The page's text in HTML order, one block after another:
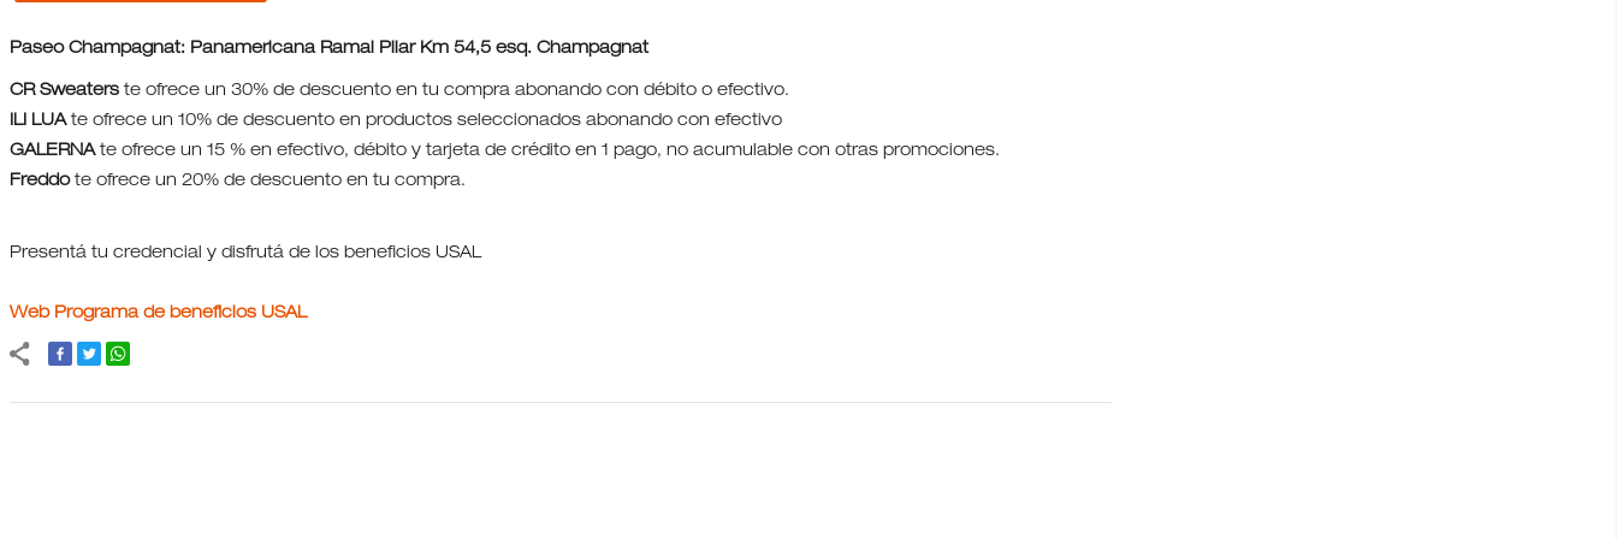
Paseo Champagnat: Panamericana Ramal Pilar Km 54,5 esq. Champagnat
CR Sweaters te ofrece un 30% de descuento en tu compra abonando con débito o efectivo.
ILI LUAte ofrece un 10% de descuento en productos seleccionados abonando con efectivo
GALERNAte ofrece un 15 % en efectivo, débito y tarjeta de crédito en 1 pago, no acumulable con otras promociones.
Freddote ofrece un 20% de descuento en tu compra.
Presentá tu credencial y disfrutá de los beneficios USAL
Web Programa de beneficios USAL